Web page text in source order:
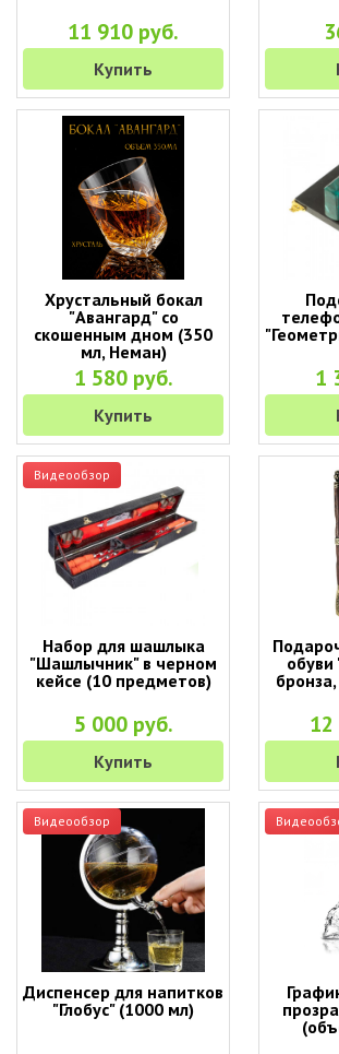
11 910 руб.
Купить
Хрустальный бокал
"Авангард" со
скошенным дном (350
мл, Неман)
1 580 руб.
Купить
1
Видеообзор
Набор для шашлыка
"Шашлычник" в черном
кейсе (10 предметов)
5 000 руб.
Купить
обуви
12
Видеообзор
Диспенсер для напитков
"Глобус" (1000 мл)